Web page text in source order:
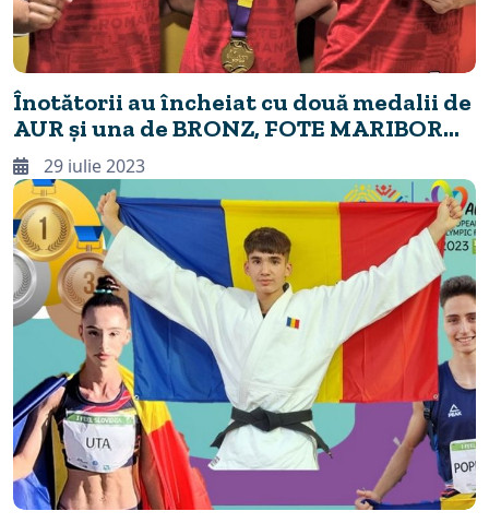
Înotătorii au încheiat cu două medalii de
AUR și una de BRONZ, FOTE MARIBOR
202329 iulie 2023